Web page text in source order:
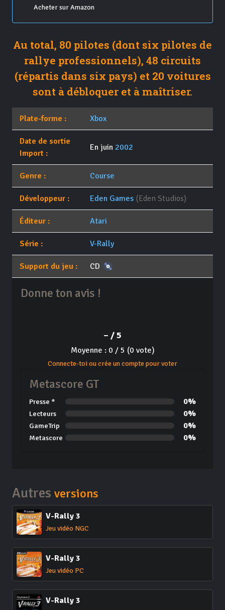
Acheter sur Amazon
Au total, 80 pilotes (dont six pilotes de
rallye professionnels), 48 circuits
(répartis dans six pays) et 20 voitures
sont à débloquer et à maîtriser.
Plate-forme : Xbox
Date de sortie
Import :
En juin 2002
Genre : Course
Développeur : Eden Games (Eden Studios)
Éditeur : Atari
Série : V-Rally
Support du jeu : CD
Donne ton avis !
– / 5
Moyenne : 0 / 5 (0 vote)
Connecte-toi ou crée un compte pour voter
Metascore GT
Presse * 0%
Lecteurs 0%
GameTrip 0%
Metascore 0%
Autres versions
V-Rally 3
Jeu vidéo NGC
V-Rally 3
Jeu vidéo PC
V-Rally 3